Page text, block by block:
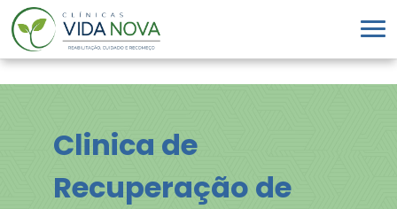
Clinica de
Recuperação de